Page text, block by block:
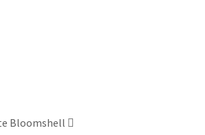
Bloomshell